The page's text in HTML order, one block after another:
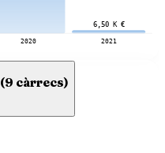
2020
6,50 K €
2021
(9 càrrecs)